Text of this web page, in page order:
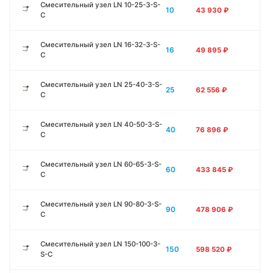
Смесительный узел LN 10-25-3-S-
C
10 43 930 ₽
Смесительный узел LN 16-32-3-S-
C
16 49 895 ₽
Смесительный узел LN 25-40-3-S-
C
25 62 556 ₽
Смесительный узел LN 40-50-3-S-
C
40 76 896 ₽
Смесительный узел LN 60-65-3-S-
C
60 433 845 ₽
Смесительный узел LN 90-80-3-S-
C
90 478 906 ₽
Смесительный узел LN 150-100-3-
S-C
150 598 520 ₽